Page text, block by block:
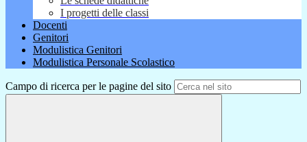
I progetti delle classi
Docenti
Genitori
Modulistica Genitori
Modulistica Personale Scolastico
Campo di ricerca per le pagine del sito